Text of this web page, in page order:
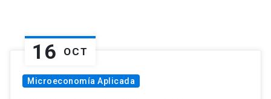
16 OCT
Microeconomía Aplicada